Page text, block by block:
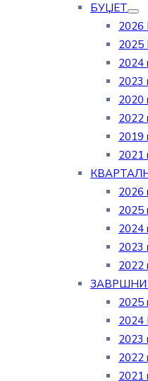
БУЏЕТ
2026
2025
2024
2023
2020
2022
2019
2021
2026
2025
2024
2023
2022
ЗАВРШНИ
2025
2024
2023
2022
2021